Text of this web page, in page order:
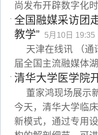
尚发布开辟数字化
全国融媒采访团
教学”
5月10日 19:35
天津在线讯 （通
届全国主流融媒体
清华大学医学院
董家鸿现场展示
今天，清华大学临
新模式，通过专用